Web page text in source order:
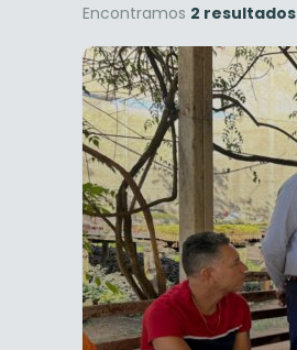
Encontramos 2 resultados